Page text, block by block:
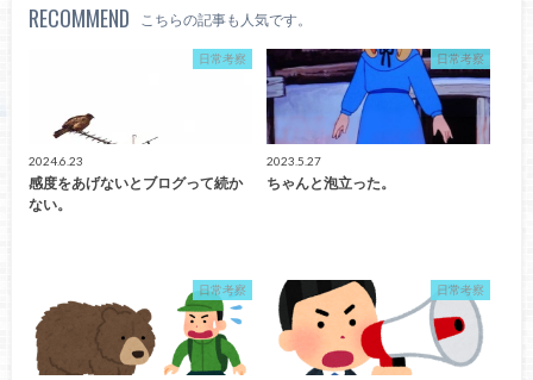
RECOMMEND こちらの記事も人気です。
日常考察
2024.6.23
感度をあげないとブログって続か
ない。
日常考察
2023.5.27
ちゃんと泡立った。
日常考察 日常考察